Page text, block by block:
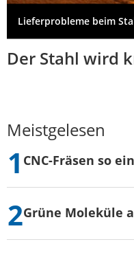
Lieferprobleme beim
Der Stahl wird
Meistgelesen
CNC-Fräsen so
Grüne Moleküle